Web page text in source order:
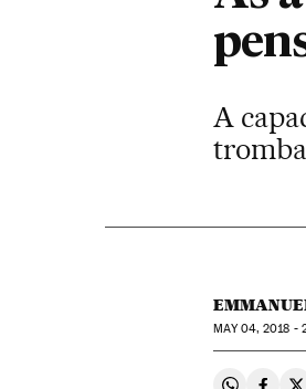
A
MAY04, 2018 -